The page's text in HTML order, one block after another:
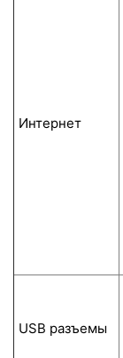
Интернет
USB разъемы